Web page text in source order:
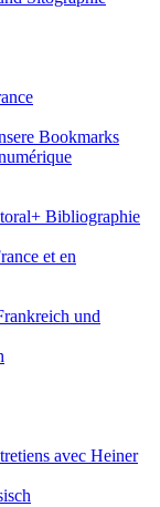
Bookmarks
Bibliographie
et en
und
avec Heiner